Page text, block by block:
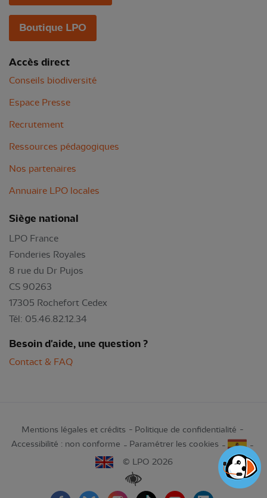
Boutique LPO
Accès direct
Conseils biodiversité
Espace Presse
Recrutement
Ressources pédagogiques
Nos partenaires
Annuaire LPO locales
Siège national
LPO France
Fonderies Royales
8 rue du Dr Pujos
CS 90263
17305 Rochefort Cedex
Tél: 05.46.82.12.34
Besoin d'aide, une question ?
Contact & FAQ
Mentions légales et crédits
Politique de confidentialité
Accessibilité : non conforme
Paramétrer les cookies
© LPO 2026
Renforcer les contrastes